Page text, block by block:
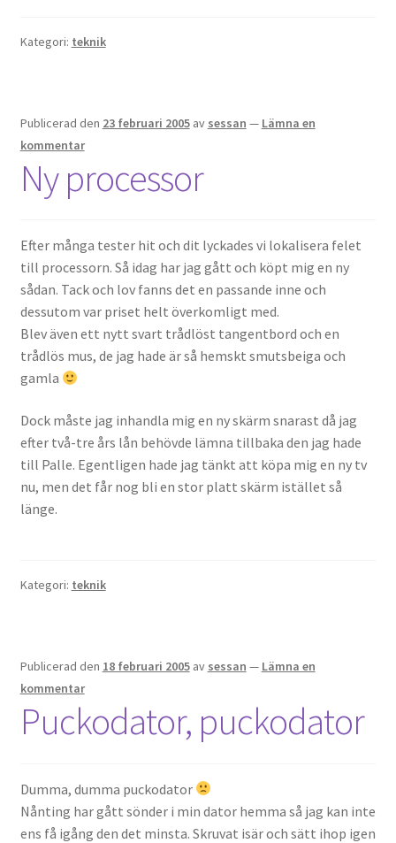
Webbutik
Kategori: teknik
Publicerad den 23 februari 2005 av sessan — Lämna en
kommentar
Ny processor
Efter många tester hit och dit lyckades vi lokalisera felet
till processorn. Så idag har jag gått och köpt mig en ny
sådan. Tack och lov fanns det en passande inne och
dessutom var priset helt överkomligt med.
Blev även ett nytt svart trådlöst tangentbord och en
trådlös mus, de jag hade är så hemskt smutsbeiga och
gamla
Dock måste jag inhandla mig en ny skärm snarast då jag
efter två-tre års lån behövde lämna tillbaka den jag hade
till Palle. Egentligen hade jag tänkt att köpa mig en ny tv
nu, men det får nog bli en stor platt skärm istället så
länge.
Kategori: teknik
Publicerad den 18 februari 2005 av sessan — Lämna en
kommentar
Puckodator, puckodator
Dumma, dumma puckodator
Nånting har gått sönder i min dator hemma så jag kan inte
ens få igång den det minsta. Skruvat isär och sätt ihop igen